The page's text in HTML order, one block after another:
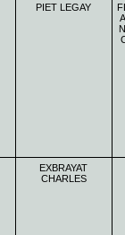
PIET LEGAY
EXBRAYAT
CHARLES